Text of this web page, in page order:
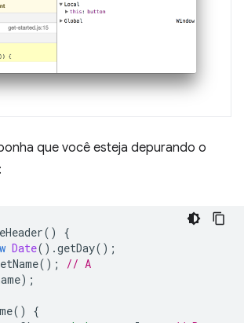
que você esteja depurando o
()
{
Date().getDay();
();
// A
);
()
{